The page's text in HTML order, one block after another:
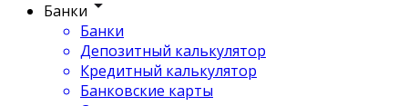
Банки
Банки
Депозитный калькулятор
Кредитный калькулятор
Банковские карты